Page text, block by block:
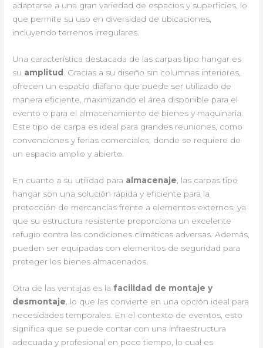
adaptarse a una gran variedad de espacios y superficies, lo
que permite su uso en diversidad de ubicaciones,
incluyendo terrenos irregulares.
Una característica destacada de las carpas tipo hangar es
su amplitud
. Gracias a su diseño sin columnas interiores,
ofrecen un espacio diáfano que puede ser utilizado de
manera eficiente, maximizando el área disponible para el
evento o para el almacenamiento de bienes y maquinaria.
Este tipo de carpa es ideal para grandes reuniones, como
convenciones y ferias comerciales, donde se requiere de
un espacio amplio y abierto.
En cuanto a su utilidad para almacenaje , las carpas tipo
hangar son una solución rápida y eficiente para la
protección de mercancías frente a elementos externos, ya
que su estructura resistente proporciona un excelente
refugio contra las condiciones climáticas adversas. Además,
pueden ser equipadas con elementos de seguridad para
proteger los bienes almacenados.
Otra de las ventajas es la facilidad de montaje y
desmontaje , lo que las convierte en una opción ideal para
necesidades temporales. En el contexto de eventos, esto
significa que se puede contar con una infraestructura
adecuada y profesional en poco tiempo, lo cual es